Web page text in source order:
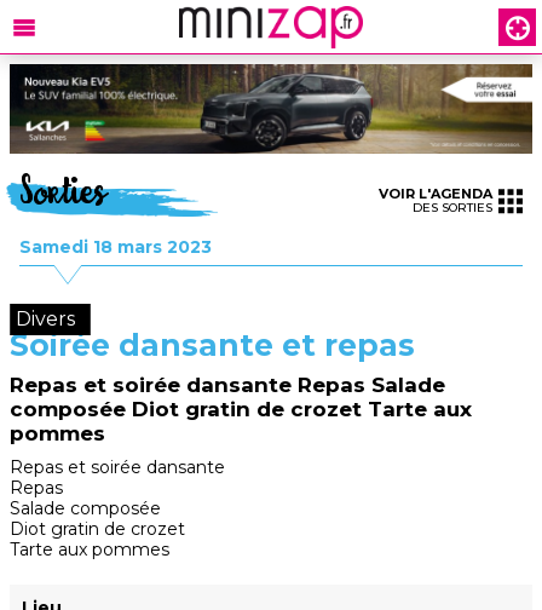
Sorties
Samedi 18 mars 2023
VOIR L'AGENDA
DES SORTIES
Divers
Soirée dansante et repas
Repas et soirée dansante Repas Salade
composée Diot gratin de crozet Tarte aux
pommes
Repas et soirée dansante
Repas
Salade composée
Diot gratin de crozet
Tarte aux pommes